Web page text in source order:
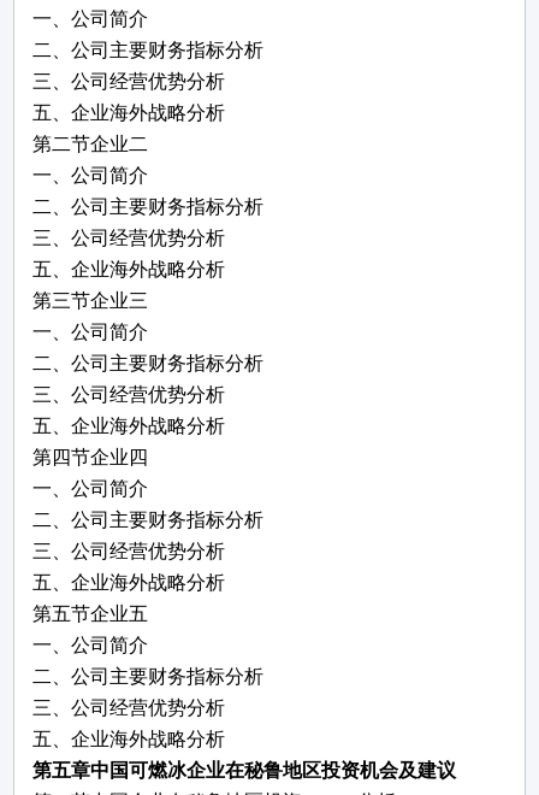
一、公司简介
二、公司主要财务指标分析
三、公司经营优势分析
五、企业海外战略分析
第二节企业二
一、公司简介
二、公司主要财务指标分析
三、公司经营优势分析
五、企业海外战略分析
第三节企业三
一、公司简介
二、公司主要财务指标分析
三、公司经营优势分析
五、企业海外战略分析
第四节企业四
一、公司简介
二、公司主要财务指标分析
三、公司经营优势分析
五、企业海外战略分析
第五节企业五
一、公司简介
二、公司主要财务指标分析
三、公司经营优势分析
五、企业海外战略分析
第五章中国可燃冰企业在秘鲁地区投资机会及建议